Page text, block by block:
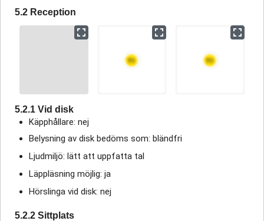
5.2 Reception
5.2.1 Vid disk
Käpphållare: nej
Belysning av disk bedöms som: bländfri
Ljudmiljö: lätt att uppfatta tal
Läppläsning möjlig: ja
Hörslinga vid disk: nej
5.2.2 Sittplats